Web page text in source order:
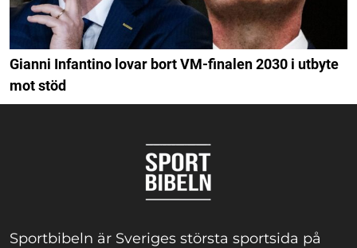
Gianni Infantino lovar bort VM-finalen 2030 i utbyte
mot stöd
Sportbibeln är Sveriges största sportsida på